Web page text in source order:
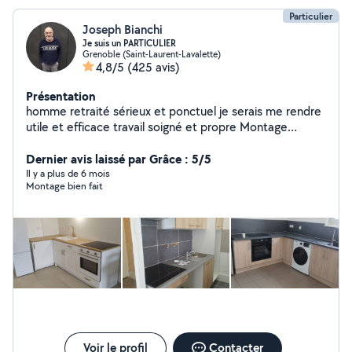
Particulier
Joseph Bianchi
Je suis un PARTICULIER
Grenoble (Saint-Laurent-Lavalette)
4,8/5 (425 avis)
Présentation
homme retraité sérieux et ponctuel je serais me rendre
utile et efficace travail soigné et propre Montage
selon d'autres demande
Dernier avis laissé par Grâce : 5/5
Il y a plus de 6 mois
Montage bien fait
Voir le profil Contacter